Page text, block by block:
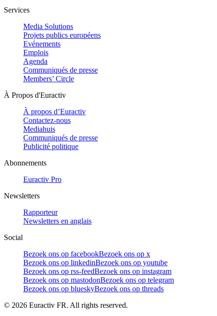
Services
Media Solutions
Projets publics européens
Evénements
Emplois
Agenda
Communiqués de presse
Members’ Circle
À Propos d'Euractiv
À propos d’Euractiv
Contactez-nous
Mediahuis
Communiqués de presse
Publicité politique
Abonnements
Euractiv Pro
Newsletters
Rapporteur
Newsletters en anglais
Social
Bezoek ons op facebookBezoek ons op x
Bezoek ons op linkedinBezoek ons op youtube
Bezoek ons op rss-feedBezoek ons op instagram
Bezoek ons op mastodonBezoek ons op telegram
Bezoek ons op blueskyBezoek ons op threads
© 2026 Euractiv FR. All rights reserved.